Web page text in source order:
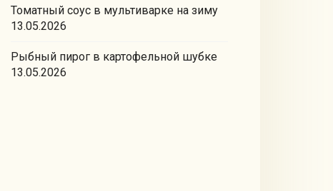
Томатный соус в мультиварке на зиму
13.05.2026
Рыбный пирог в картофельной шубке
13.05.2026